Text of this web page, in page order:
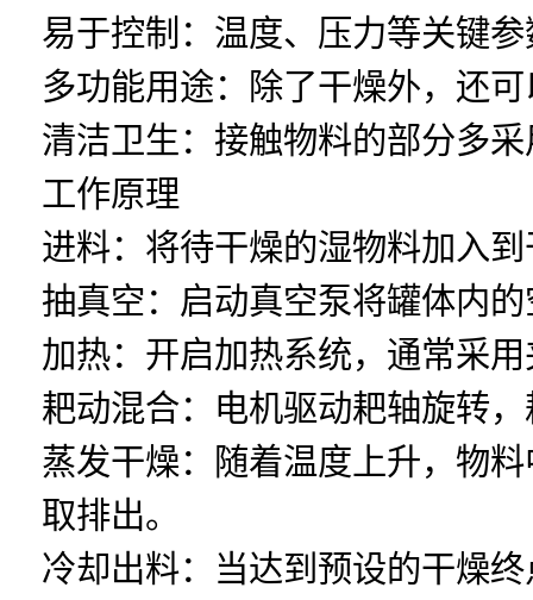
易于控制：温度、压力等关键
多功能用途：除了干燥外，还
清洁卫生：接触物料的部分多
工作原理
进料：将待干燥的湿物料加入
抽真空：启动真空泵将罐体内
加热：开启加热系统，通常采
耙动混合：电机驱动耙轴旋转
蒸发干燥：随着温度上升，物
取排出。
冷却出料：当达到预设的干燥